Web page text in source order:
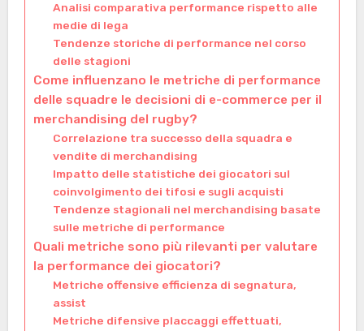
Analisi comparativa performance rispetto alle
medie di lega
Tendenze storiche di performance nel corso
delle stagioni
Come influenzano le metriche di performance
delle squadre le decisioni di e-commerce per il
merchandising del rugby?
Correlazione tra successo della squadra e
vendite di merchandising
Impatto delle statistiche dei giocatori sul
coinvolgimento dei tifosi e sugli acquisti
Tendenze stagionali nel merchandising basate
sulle metriche di performance
Quali metriche sono più rilevanti per valutare
la performance dei giocatori?
Metriche offensive efficienza di segnatura,
assist
Metriche difensive placcaggi effettuati,